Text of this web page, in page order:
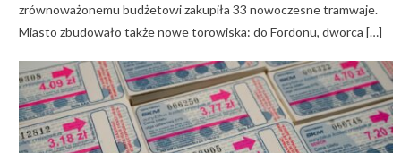
zrównoważonemu budżetowi zakupiła 33 nowoczesne tramwaje.
Miasto zbudowało także nowe torowiska: do Fordonu, dworca […]